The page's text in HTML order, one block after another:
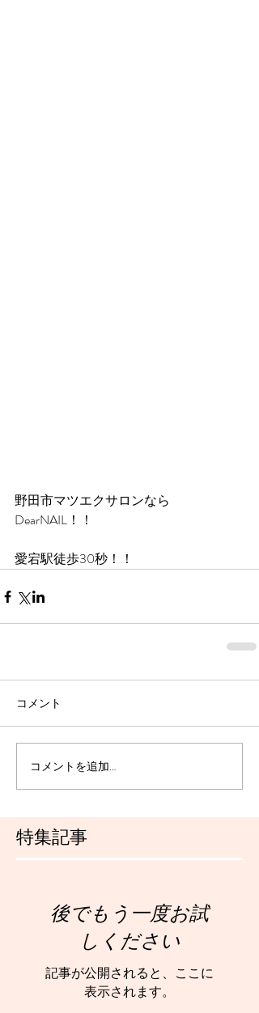
特集記事
野田市マツエクサロンなら
DearNAIL！！
愛宕駅徒歩30秒！！
コメント
コメントを追加…
後でもう一度お試
しください
記事が公開されると、ここに
表示されます。